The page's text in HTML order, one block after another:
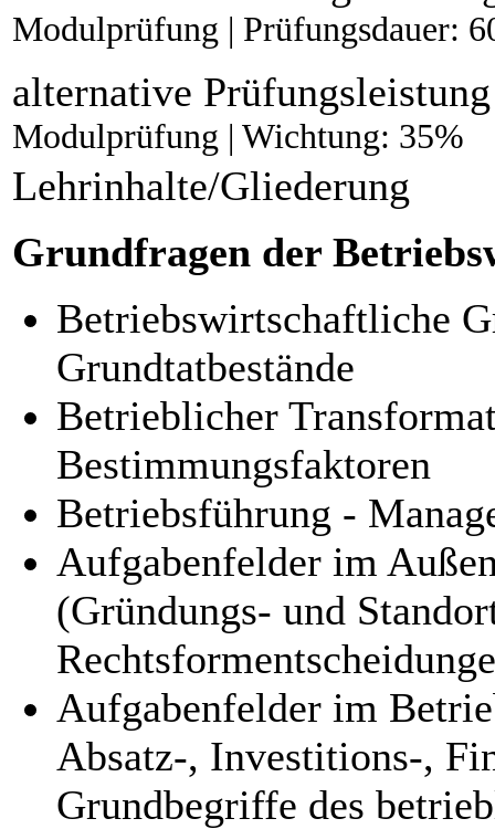
Modulprüfung | Prüfungsdauer:
alternative
Modulprüfung | Wichtung: 35%
Lehrinhalte/Gliederung
Grundfragen der
Betriebswirtschaftliche
Grundtatbestände
Betrieblicher
Bestimmungsfaktoren
Betriebsführung -
Aufgabenfelder im
(Gründungs- und
Aufgabenfelder im
Absatz-, Investitions-,
Grundbegriffe des